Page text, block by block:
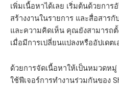
เพิ่มเนื้อหาได้เลย เริ่มต้นด้วยการ
สร้างงานในรายการ และสื่อสาร
และความคิดเห็น คุณยังสามารถตั้
เมื่อมีการเปลี่ยนแปลงหรืออัปเดต
ด้วยการจัดเนื้อหาให้เป็นหมวดหมู่
ใช้ฟีเจอร์การทำงานร่วมกันของ